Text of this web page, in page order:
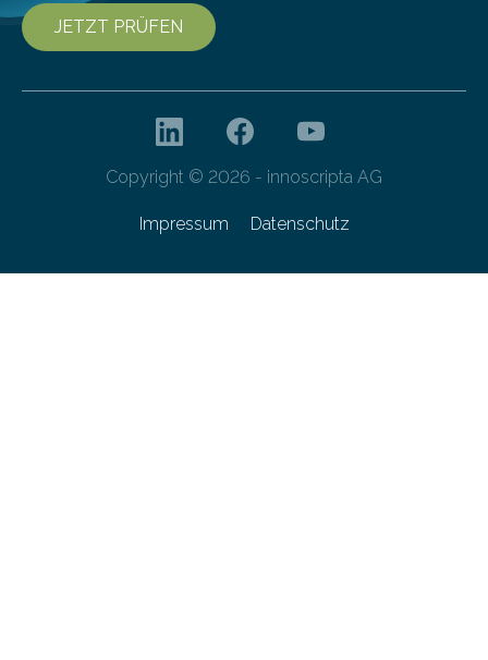
JETZT PRÜFEN
Copyright © 2026 - innoscripta AG
Impressum Datenschutz